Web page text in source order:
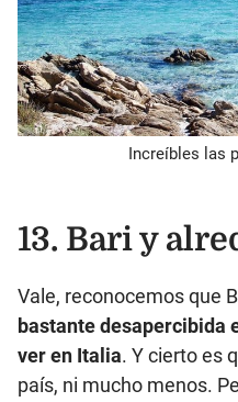
Increíbles las
13. Bari y
Vale, reconocemos que
bastante desapercibida
ver en Italia. Y cierto es
país, ni mucho menos.